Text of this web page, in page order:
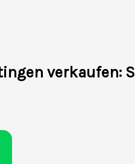
verkaufen: